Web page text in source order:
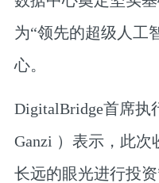
为“领先的超级人工
心。
DigitalBridge首席执
Ganzi ）表示，此
长远的眼光进行投